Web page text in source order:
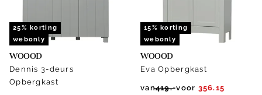
25% korting
webonly
WOOOD
Dennis 3-deurs
Opbergkast
15% korting
webonly
WOOOD
Eva Opbergkast
van419.-voor 356.15